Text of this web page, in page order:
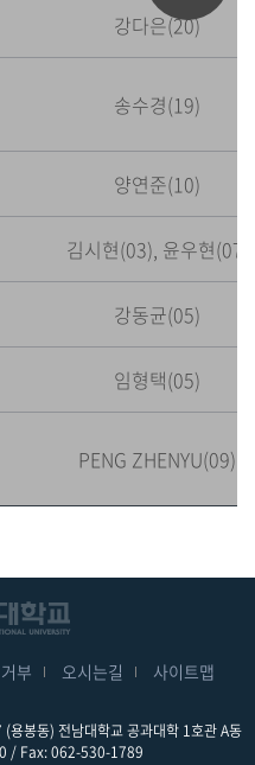
강다은(20)
송수경(19)
양연준(10)
김시현(03), 윤우현(07)
강동균(05)
임형택(05)
PENG ZHENYU(09)
부 오시는길 사이트맵
봉동) 전남대학교 공과대학 1호관 A동
/ Fax: 062-530-1789